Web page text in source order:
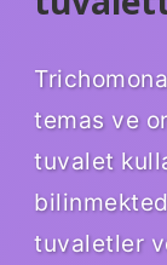
temas ve
tuvalet
tuvaletler